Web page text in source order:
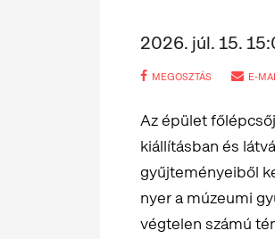
2026. júl. 15.
MEGOSZTÁS E-
Az épület
kiállításban és
gyűjteményeiből
nyer a múzeumi
végtelen számú